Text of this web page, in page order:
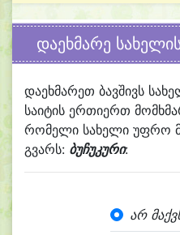
დაეხმარე
დაეხმარეთ ბავშივს
საიტის ერთიერთ
რომელი სახელი უფრო
გვარს: ბუჩუკური:
არ